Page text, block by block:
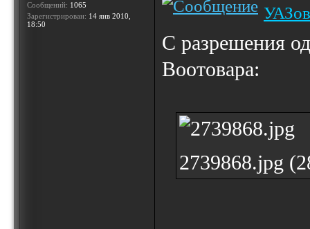
Сообщений: 1065
Зарегистрирован: 14 янв 2010,
18:50
С разрешения
Воотовара:
2739868.jpg